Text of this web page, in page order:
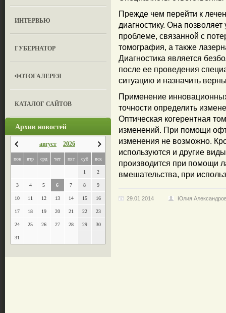
ИНТЕРВЬЮ
ГУБЕРНАТОР
ФОТОГАЛЕРЕЯ
КАТАЛОГ САЙТОВ
Архив новостей
август 2026
пон втр срд чет пят суб вск
1 2
3 4 5 6 7 8 9
10 11 12 13 14 15 16
17 18 19 20 21 22 23
24 25 26 27 28 29 30
31
Прежде чем перейти к
диагностику. Она
проблеме, связанной с
томография, а также
Диагностика является
после ее проведения
ситуацию и назначить
Применение
точности определить
Оптическая когерентная
изменений. При помощи
изменения не возможно.
используются и другие
производится при помощи
вмешательства, при
29.01.2014 Юлия